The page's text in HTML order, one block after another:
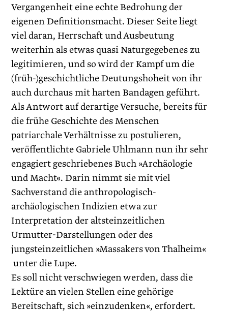
Vergangenheit eine echte Bedrohung der
eigenen Definitionsmacht. Dieser Seite liegt
viel dar­an, Herrschaft und Ausbeutung
weiterhin als etwas quasi Naturgegebenes zu
legitimieren, und so wird der Kampf um die
(früh-)geschichtliche Deutungshoheit von ihr
auch durchaus mit harten Bandagen geführt.
Als Antwort auf derartige Versuche, bereits für
die frühe Geschichte des Menschen
patriarchale Verhältnisse zu postulieren,
veröffentlichte Gabriele Uhlmann nun ihr sehr
engagiert geschriebenes Buch »Archäologie
und Macht«. Darin nimmt sie mit viel
Sachverstand die anthropologisch-
archäologischen Indizien etwa zur
Interpretation der altsteinzeitlichen
Urmutter-Darstellungen oder des
jungsteinzeitlichen »Massakers von Thalheim«
unter die Lupe.
Es soll nicht verschwiegen werden, dass die
Lektüre an vielen Stellen eine gehörige
Bereitschaft, sich »einzudenken«, erfordert.